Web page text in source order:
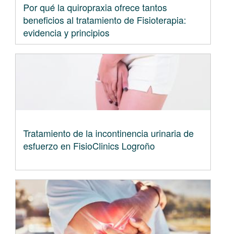
Por qué la quiropraxia ofrece tantos
beneficios al tratamiento de Fisioterapia:
evidencia y principios
Tratamiento de la incontinencia urinaria de
esfuerzo en FisioClinics Logroño